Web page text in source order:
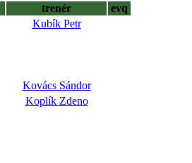
trenér
evq
Kubík Petr
Kovács Sándor
Koplík Zdeno